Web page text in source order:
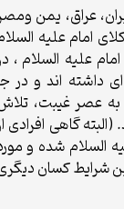
عراق، یمن ومصر
علیه السلام
السلام ، در
اند و در جا
غیبت، تلاش
گاهی افرادی از
شده و مورد
کسان دیگری